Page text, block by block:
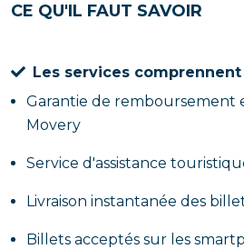
CE QU'IL FAUT SAVOIR
Les services comprennent
Garantie de remboursement
Movery
Service d'assistance
Livraison instantanée des
Billets acceptés sur les